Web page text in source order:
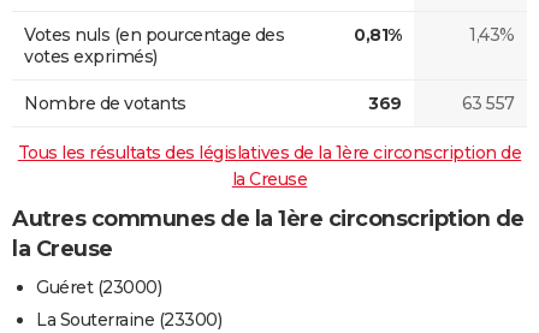
Votes nuls (en pourcentage des
votes exprimés)
0,81% 1,43%
Nombre de votants 369 63 557
Tous les résultats des législatives de la 1ère circonscription de
la Creuse
Autres communes de la 1ère circonscription de
la Creuse
Guéret (23000)
La Souterraine (23300)